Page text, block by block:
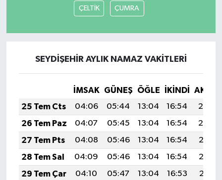
ÇELTİK ÇUMRA
SEYDİŞEHİR AYLIK NAMAZ VAKITLERI
İMSAK GÜNEŞ ÖĞLE İKINDI
25 Tem Cts
04:06 05:44 13:04 16:54
20:14
26 Tem Paz
04:07 05:45 13:04 16:54
20:14
27 Tem Pts
04:08 05:46 13:04 16:54
20:13
28 Tem Sal
04:09 05:46 13:04 16:54
20:12
29 Tem Çar
04:10 05:47 13:04 16:53
20:11